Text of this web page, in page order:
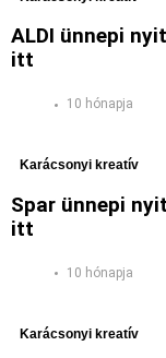
ALDI ünnepi
itt
10 hónapja
Karácsonyi kreatív
Spar ünnepi
itt
10 hónapja
Karácsonyi kreatív